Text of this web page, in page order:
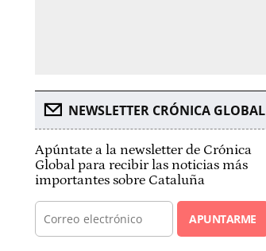
NEWSLETTER CRÓNICA GLOBAL
Apúntate a la newsletter de Crónica
Global para recibir las noticias más
importantes sobre Cataluña
APUNTARME